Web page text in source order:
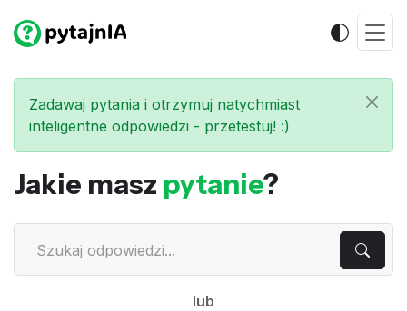
Zadawaj pytania i otrzymuj natychmiast
inteligentne odpowiedzi - przetestuj! :)
Jakie masz pytanie?
lub